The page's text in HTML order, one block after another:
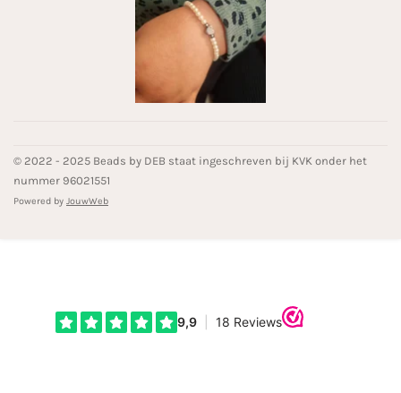
© 2022 - 2025 Beads by DEB staat ingeschreven bij KVK onder het
nummer 96021551
Powered by JouwWeb